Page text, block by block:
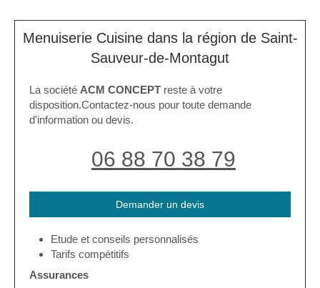
Menuiserie Cuisine dans la région de Saint-
Sauveur-de-Montagut
La société ACM CONCEPT reste à votre
disposition.Contactez-nous pour toute demande
d'information ou devis.
06 88 70 38 79
Demander un devis
Etude et conseils personnalisés
Tarifs compétitifs
Assurances